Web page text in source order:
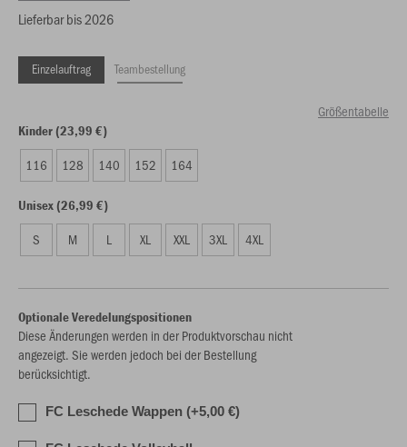
Lieferbar bis 2026
Einzelauftrag Teambestellung
Größentabelle
Kinder (23,99 €)
116 128 140 152 164
Unisex (26,99 €)
S M L XL XXL 3XL 4XL
Optionale Veredelungspositionen
Diese Änderungen werden in der Produktvorschau nicht
angezeigt. Sie werden jedoch bei der Bestellung
berücksichtigt.
FC Leschede Wappen (+5,00 €)